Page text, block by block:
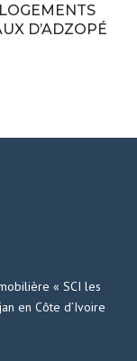
D’ADZOPÉ
« SCI les
en Côte d’Ivoire